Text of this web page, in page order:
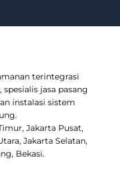
terintegrasi
spesialis jasa pasang
instalasi sistem
Jakarta Pusat,
Jakarta Selatan,
Bekasi.